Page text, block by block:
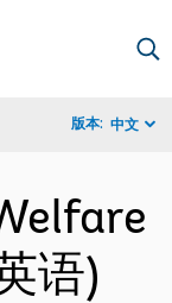
版本: 中文
语)